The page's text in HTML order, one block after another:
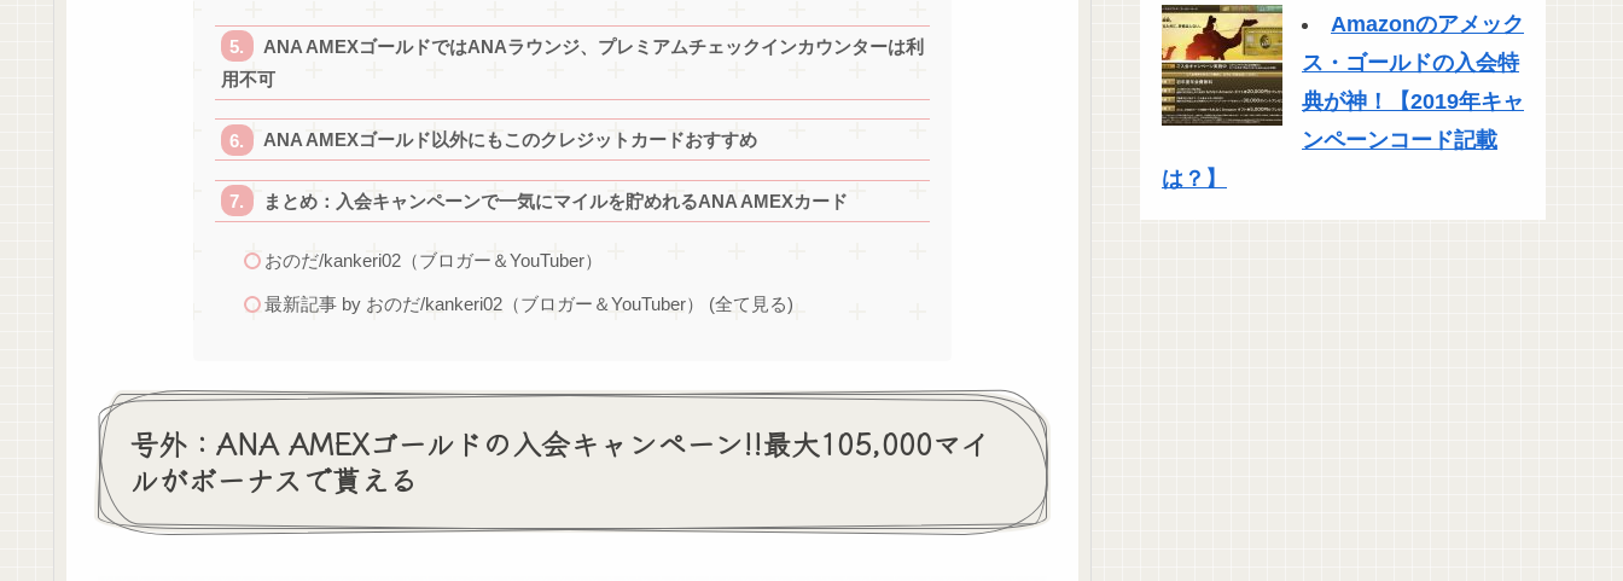
ANA AMEXゴールドではANAラウンジ、プレミアムチェックインカウンターは利
用不可
ANA AMEXゴールド以外にもこのクレジットカードおすすめ
まとめ：入会キャンペーンで一気にマイルを貯めれるANA AMEXカード
おのだ/kankeri02（ブロガー＆YouTuber）
最新記事 by おのだ/kankeri02（ブロガー＆YouTuber） (全て見る)
号外：ANA AMEXゴールドの入会キャンペーン!!最大105,000マイ
ルがボーナスで貰える
Amazonのアメック
ス・ゴールドの入会特
典が神！【2019年キャ
ンペーンコード記載
は？】